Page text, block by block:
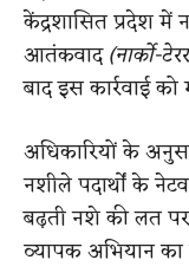
केंद्रशासित प्रदेश में
आतंकवाद(नार्को-
बाद इस कार्रवाई को
अधिकारियों के
नशीले पदार्थों के
बढ़ती नशे की लत
व्यापक अभियान का